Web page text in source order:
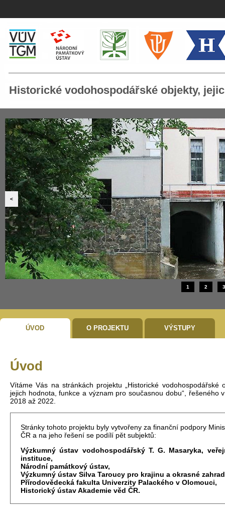
Historické vodohospodářské objekty,
<
1 2 3
ÚVOD O PROJEKTU VÝSTUPY
Úvod
Vítáme Vás na stránkách projektu „Historické vodohospodářské
jejich hodnota, funkce a význam pro současnou dobu“, řešeného
2018 až 2022.
Stránky tohoto projektu byly vytvořeny za finanční podpory
ČR a na jeho řešení se podílí pět subjektů:
Výzkumný ústav vodohospodářský T. G. Masaryka,
instituce,
Národní památkový ústav,
Výzkumný ústav Silva Taroucy pro krajinu a okrasné
Přírodovědecká fakulta Univerzity Palackého v Olomouci,
Historický ústav Akademie věd ČR.